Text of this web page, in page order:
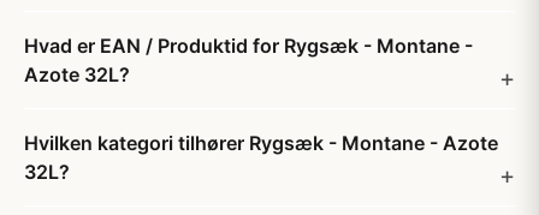
Hvad er EAN / Produktid for Rygsæk - Montane -
Azote 32L?
Hvilken kategori tilhører Rygsæk - Montane - Azote
32L?